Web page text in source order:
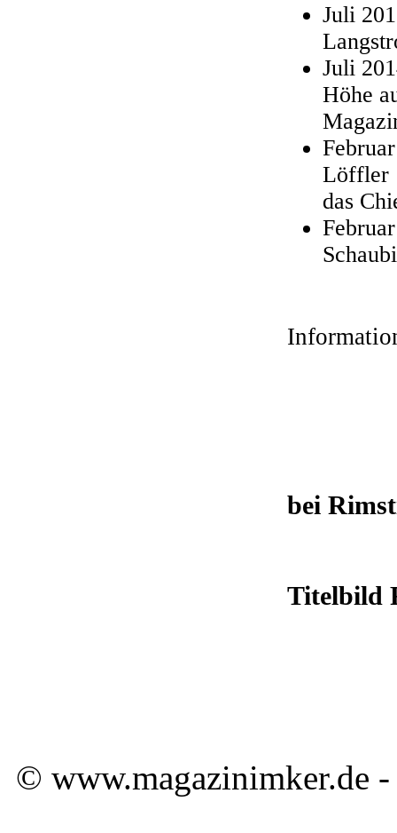
Juli
Juli
Höhe
Löffler
das
bei
Titelbild
© www.magazinimker.de